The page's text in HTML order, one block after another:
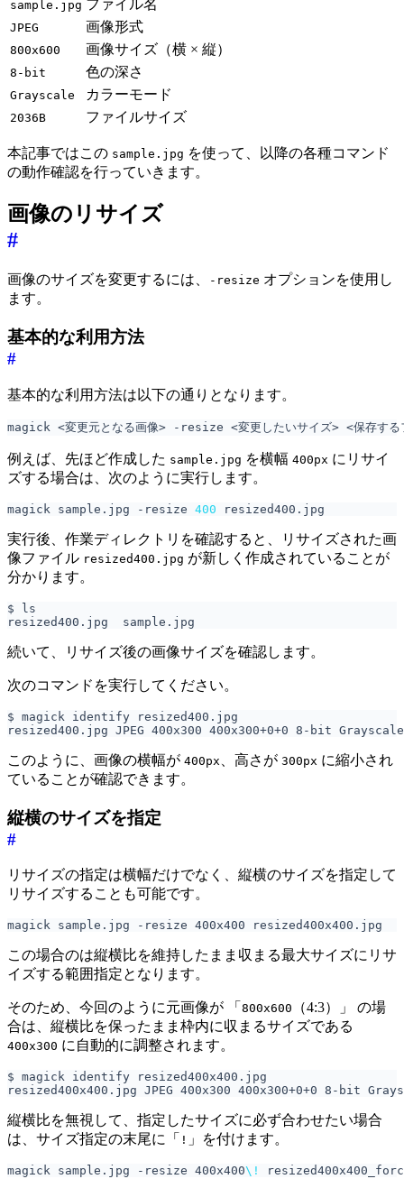
sample.jpg ファイル名
JPEG 画像形式
800x600 画像サイズ（横 × 縦）
8-bit 色の深さ
Grayscale カラーモード
2036B ファイルサイズ
本記事ではこの sample.jpg を使って、以降の各種コマンド
の動作確認を行っていきます。
画像のリサイズ
#
画像のサイズを変更するには、 -resize オプションを使用し
ます。
基本的な利用方法
#
基本的な利用方法は以下の通りとなります。
例えば、先ほど作成した sample.jpg を横幅 400px にリサイ
ズする場合は、次のように実行します。
magick sample.jpg -resize 400
実行後、作業ディレクトリを確認すると、リサイズされた画
像ファイル resized400.jpg が新しく作成されていることが
分かります。
続いて、リサイズ後の画像サイズを確認します。
次のコマンドを実行してください。
このように、画像の横幅が 400px 、高さが 300px に縮小され
ていることが確認できます。
縦横のサイズを指定
#
リサイズの指定は横幅だけでなく、縦横のサイズを指定して
リサイズすることも可能です。
この場合のは縦横比を維持したまま収まる最大サイズにリサ
イズする範囲指定となります。
そのため、今回のように元画像が 「 800x600
（4:3）」 の場
合は、縦横比を保ったまま枠内に収まるサイズである
400x300 に自動的に調整されます。
縦横比を無視して、指定したサイズに必ず合わせたい場合
は、サイズ指定の末尾に「 ! 」を付けます。
magick sample.jpg -resize 400x400\!